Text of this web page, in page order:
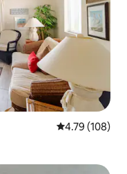
從 108 則評價
4.79 (108)